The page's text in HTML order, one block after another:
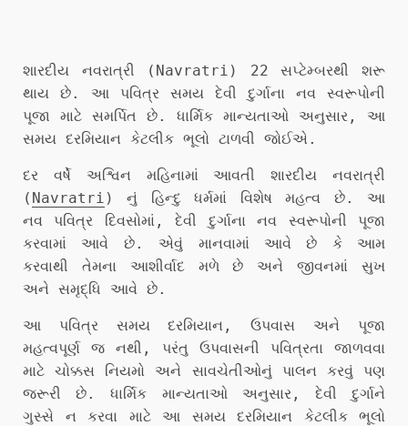
શારદીય નવરાત્રી (Navratri) 22 સપ્ટેમ્બરથી શરૂ
થાય છે. આ પવિત્ર સમય દેવી દુર્ગાના નવ સ્વરૂપોની
પૂજા માટે સમર્પિત છે. ધાર્મિક માન્યતાઓ અનુસાર, આ
સમય દરમિયાન કેટલીક ભૂલો ટાળવી જોઈએ.
દર વર્ષે અશ્વિન મહિનામાં આવતી શારદીય નવરાત્રી
( Navratri ) નું હિન્દુ ધર્મમાં વિશેષ મહત્વ છે. આ
નવ પવિત્ર દિવસોમાં, દેવી દુર્ગાના નવ સ્વરૂપોની પૂજા
કરવામાં આવે છે. એવું માનવામાં આવે છે કે આમ
કરવાથી તેમના આશીર્વાદ મળે છે અને જીવનમાં સુખ
અને સમૃદ્ધિ આવે છે.
આ પવિત્ર સમય દરમિયાન, ઉપવાસ અને પૂજા
મહત્વપૂર્ણ જ નથી, પરંતુ ઉપવાસની પવિત્રતા જાળવવા
માટે ચોક્કસ નિયમો અને સાવચેતીઓનું પાલન કરવું પણ
જરૂરી છે. ધાર્મિક માન્યતાઓ અનુસાર, દેવી દુર્ગાને
ગુસ્સે ન કરવા માટે આ સમય દરમિયાન કેટલીક ભૂલો